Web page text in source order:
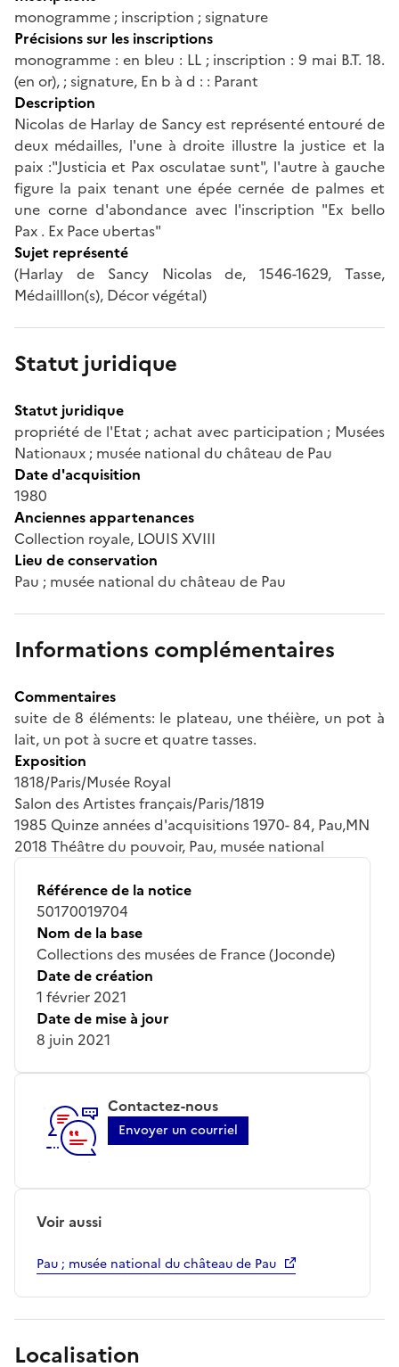
monogramme ; inscription ; signature
Précisions sur les inscriptions
monogramme : en bleu : LL ; inscription : 9 mai B.T. 18.
(en or), ; signature, En b à d : : Parant
Description
Nicolas de Harlay de Sancy est représenté entouré de
deux médailles, l'une à droite illustre la justice et la
paix :"Justicia et Pax osculatae sunt", l'autre à gauche
figure la paix tenant une épée cernée de palmes et
une corne d'abondance avec l'inscription "Ex bello
Pax . Ex Pace ubertas"
Sujet représenté
(Harlay de Sancy Nicolas de, 1546-1629, Tasse,
Médailllon(s), Décor végétal)
Statut juridique
Statut juridique
propriété de l'Etat ; achat avec participation ; Musées
Nationaux ; musée national du château de Pau
Date d'acquisition
1980
Anciennes appartenances
Collection royale, LOUIS XVIII
Lieu de conservation
Pau ; musée national du château de Pau
Informations complémentaires
Commentaires
suite de 8 éléments: le plateau, une théière, un pot à
lait, un pot à sucre et quatre tasses.
Exposition
1818/Paris/Musée Royal
Salon des Artistes français/Paris/1819
1985 Quinze années d'acquisitions 1970- 84, Pau,MN
2018 Théâtre du pouvoir, Pau, musée national
Référence de la notice
50170019704
Nom de la base
Collections des musées de France (Joconde)
Date de création
1 février 2021
Date de mise à jour
8 juin 2021
Contactez-nous
Envoyer un courriel
Voir aussi
Pau ; musée national du château de Pau
Localisation